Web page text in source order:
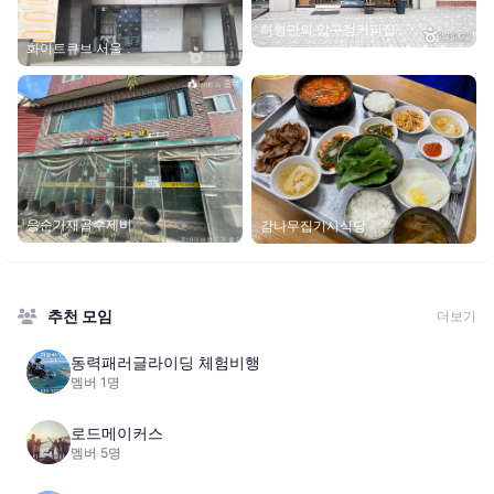
화이트큐브 서울
허형만의 압구정커피집
응순가재골수제비 감나무집기사식당
추천 모임 더보기
동력패러글라이딩 체험비행
멤버 1명
로드메이커스
멤버 5명